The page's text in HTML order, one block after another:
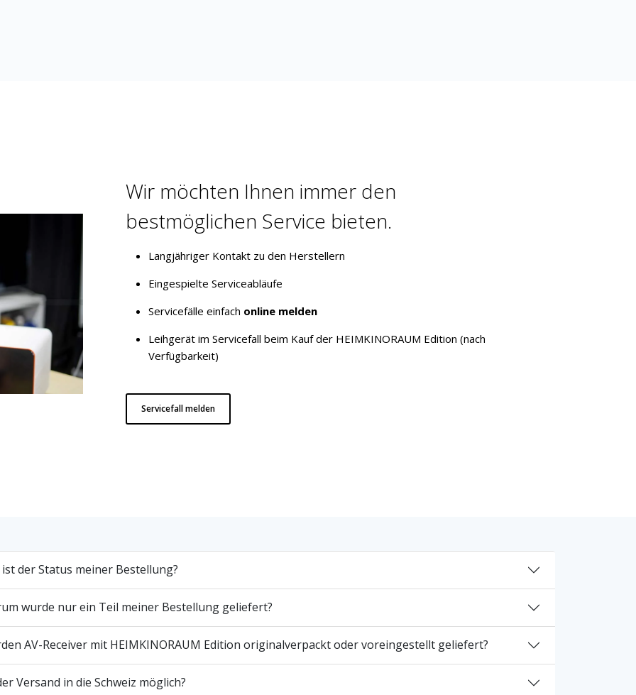
Wir möchten Ihnen immer den
bestmöglichen Service bieten.
Langjähriger Kontakt zu den Herstellern
Eingespielte Serviceabläufe
Servicefälle einfach online melden
Leihgerät im Servicefall beim Kauf der HEIMKINORAUM Edition (nach
Verfügbarkeit)
Servicefall melden
ist der Status meiner Bestellung?
wurde nur ein Teil meiner Bestellung geliefert?
AV-Receiver mit HEIMKINORAUM Edition originalverpackt oder voreingestellt geliefert?
Versand in die Schweiz möglich?